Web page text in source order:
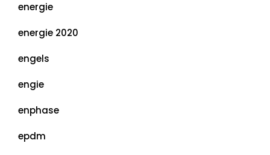
energie
energie 2020
engels
engie
enphase
epdm